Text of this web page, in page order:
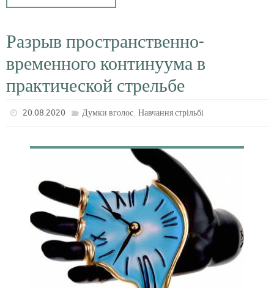
Разрыв пространственно-
временного континуума в
практической стрельбе
20.08.2020 Думки вголос, Навчання стрільбі